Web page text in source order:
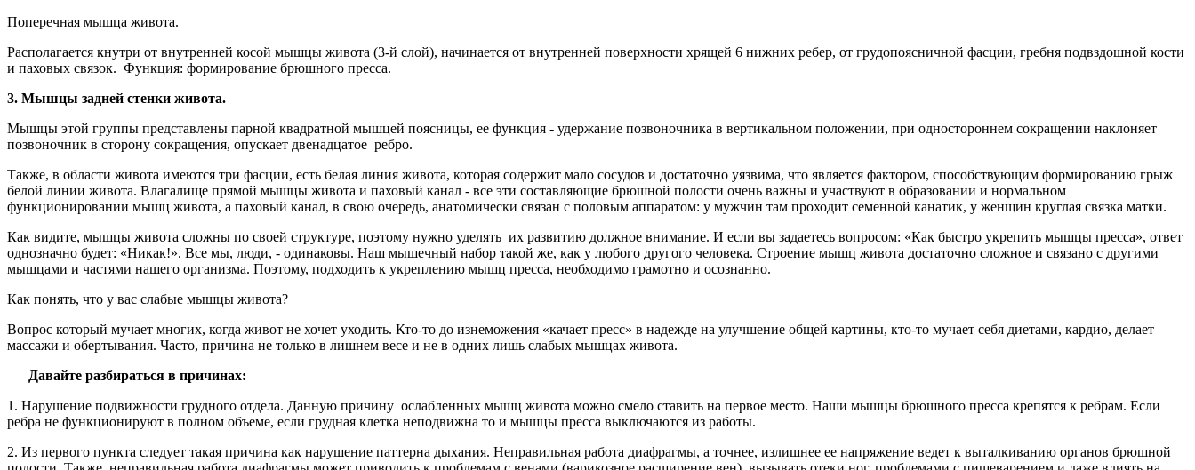
Поперечная мышца живота.
Располагается кнутри от внутренней косой мышцы живота (3-й слой), начинается от внутренней поверхности хрящей 6 нижних ребер, от грудопоясничной фасции, гребня подвздошной кости
и паховых связок. Функция: формирование брюшного пресса.
3. Мышцы задней стенки живота.
Мышцы этой группы представлены парной квадратной мышцей поясницы, ее функция - удержание позвоночника в вертикальном положении, при одностороннем сокращении наклоняет
позвоночник в сторону сокращения, опускает двенадцатое ребро.
Также, в области живота имеются три фасции, есть белая линия живота, которая содержит мало сосудов и достаточно уязвима, что является фактором, способствующим формированию грыж
белой линии живота. Влагалище прямой мышцы живота и паховый канал - все эти составляющие брюшной полости очень важны и участвуют в образовании и нормальном
функционировании мышц живота, а паховый канал, в свою очередь, анатомически связан с половым аппаратом: у мужчин там проходит семенной канатик, у женщин круглая связка матки.
Как видите, мышцы живота сложны по своей структуре, поэтому нужно уделять их развитию должное внимание. И если вы задаетесь вопросом: «Как быстро укрепить мышцы пресса», ответ
однозначно будет: «Никак!». Все мы, люди, - одинаковы. Наш мышечный набор такой же, как у любого другого человека. Строение мышц живота достаточно сложное и связано с другими
мышцами и частями нашего организма. Поэтому, подходить к укреплению мышц пресса, необходимо грамотно и осознанно.
Как понять, что у вас слабые мышцы живота?
Вопрос который мучает многих, когда живот не хочет уходить. Кто-то до изнеможения «качает пресс» в надежде на улучшение общей картины, кто-то мучает себя диетами, кардио, делает
массажи и обертывания. Часто, причина не только в лишнем весе и не в одних лишь слабых мышцах живота.
Давайте разбираться в причинах:
1. Нарушение подвижности грудного отдела. Данную причину ослабленных мышц живота можно смело ставить на первое место. Наши мышцы брюшного пресса крепятся к ребрам. Если
ребра не функционируют в полном объеме, если грудная клетка неподвижна то и мышцы пресса выключаются из работы.
2. Из первого пункта следует такая причина как нарушение паттерна дыхания. Неправильная работа диафрагмы, а точнее, излишнее ее напряжение ведет к выталкиванию органов брюшной